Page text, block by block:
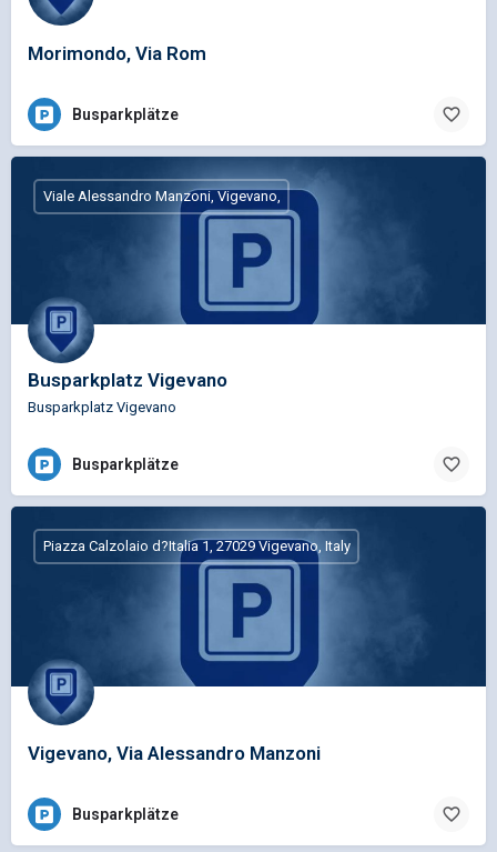
Morimondo, Via Rom
Busparkplätze
Busparkplatz Vigevano
Busparkplatz Vigevano
Viale Alessandro Manzoni, Vigevano,
Busparkplätze
Vigevano, Via Alessandro Manzoni
Piazza Calzolaio d?Italia 1, 27029 Vigevano, Italy
Busparkplätze